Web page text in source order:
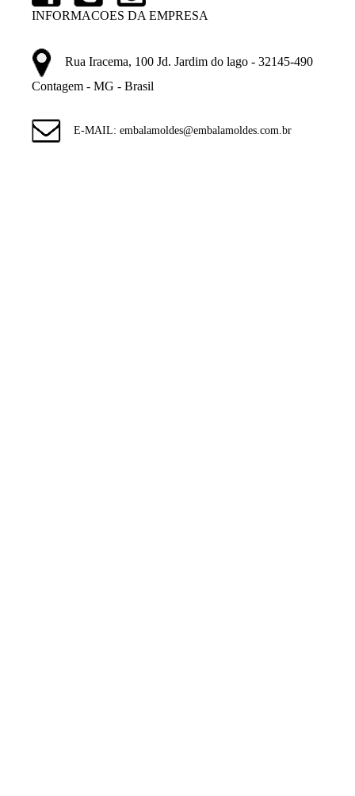
INFORMACOES DA EMPRESA
Rua Iracema, 100 Jd. Jardim do lago - 32145-490
Contagem - MG - Brasil
E-MAIL: embalamoldes@embalamoldes.com.br